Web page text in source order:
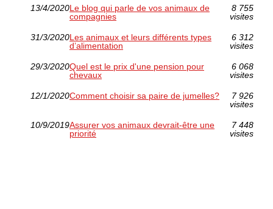
13/4/2020Le blog qui parle de vos animaux de
compagnies
8 755
visites
31/3/2020Les animaux et leurs différents types
d’alimentation
6 312
visites
29/3/2020Quel est le prix d'une pension pour
chevaux
6 068
visites
12/1/2020Comment choisir sa paire de jumelles?
7 926
visites
10/9/2019Assurer vos animaux devrait-être une
priorité
7 448
visites